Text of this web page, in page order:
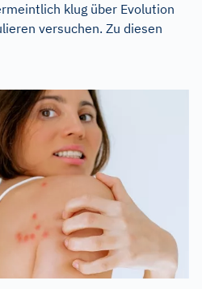
klug über Evolution
versuchen. Zu diesen